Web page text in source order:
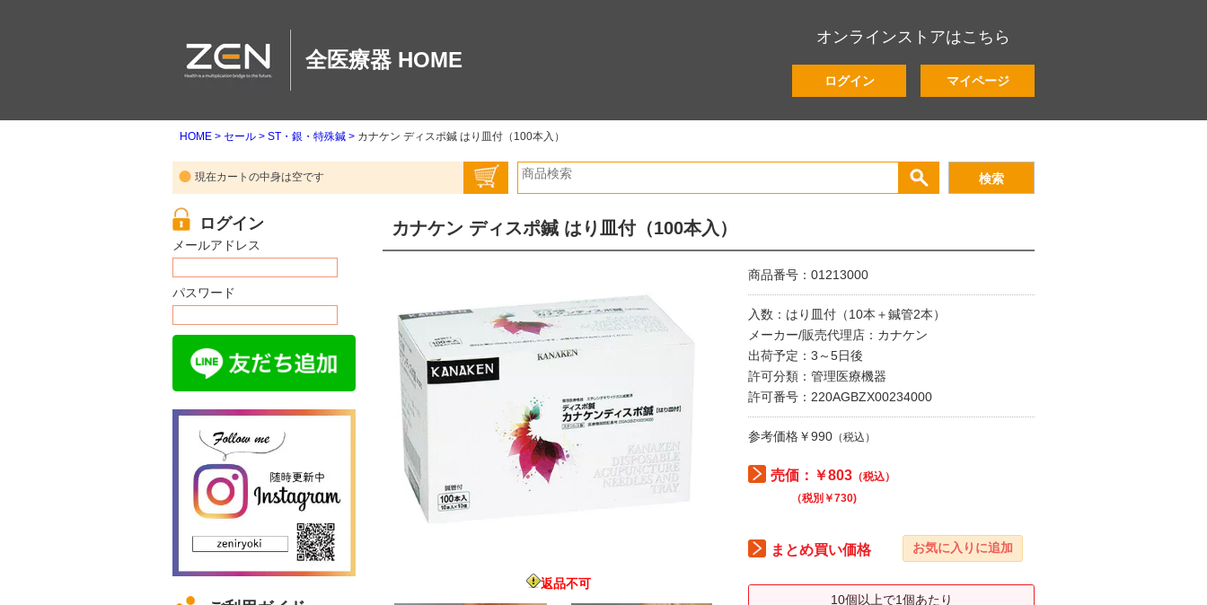
全医療器 HOME
オンラインストアはこちら
ログイン マイページ
HOME セール ST・銀・特殊鍼 カナケン ディスポ鍼 はり皿付（100本入）
現在カートの中身は空です
カナケン ディスポ鍼 はり皿付（100本入）
返品不可
商品番号：01213000
入数：はり皿付（10本＋鍼管2本）
メーカー/販売代理店：カナケン
出荷予定：3～5日後
許可分類：管理医療機器
許可番号：220AGBZX00234000
参考価格￥990 （税込）
売価：￥803 （税込）
（税別￥730)
まとめ買い価格
10個以上で1個あたり
メールアドレス
パスワード